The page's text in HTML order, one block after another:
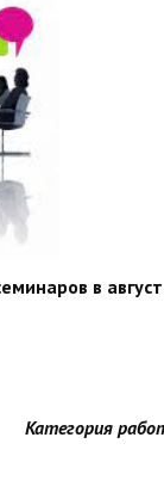
в
Категория